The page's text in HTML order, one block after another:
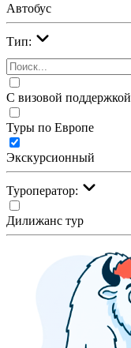
Автобус
Тип:
С визовой поддержкой
Туры по Европе
Экскурсионный
Туроператор:
Дилижанс тур